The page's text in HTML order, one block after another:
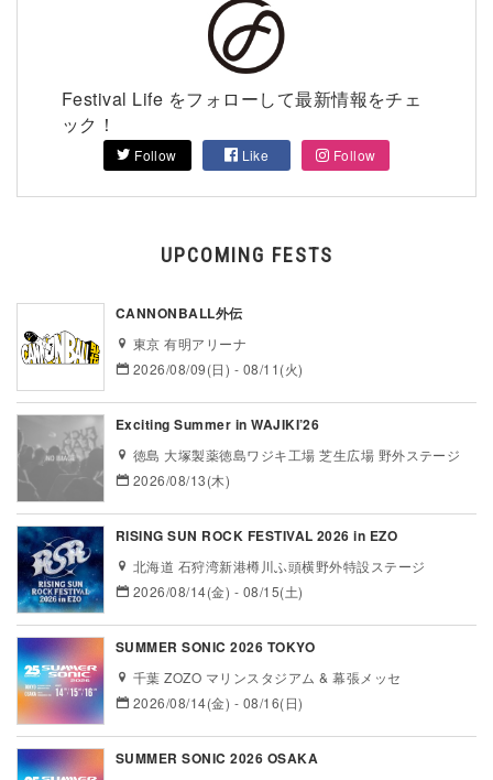
Festival Life をフォローして最新情報をチェ
ック！
Follow Like Follow
UPCOMING FESTS
CANNONBALL外伝
東京 有明アリーナ
2026/08/09(日) - 08/11(火)
Exciting Summer in WAJIKI’26
徳島 大塚製薬徳島ワジキ工場 芝生広場 野外ステージ
2026/08/13(木)
RISING SUN ROCK FESTIVAL 2026 in EZO
北海道 石狩湾新港樽川ふ頭横野外特設ステージ
2026/08/14(金) - 08/15(土)
SUMMER SONIC 2026 TOKYO
千葉 ZOZO マリンスタジアム & 幕張メッセ
2026/08/14(金) - 08/16(日)
SUMMER SONIC 2026 OSAKA